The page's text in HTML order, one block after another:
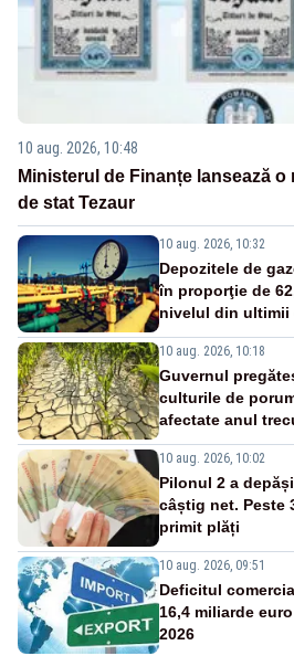
10 aug. 2026, 10:48
Ministerul de Finanțe lansează
de stat Tezaur
10 aug. 2026, 10:32
Depozitele de
în proporţie de
nivelul din ultimii
10 aug. 2026, 10:18
Guvernul
culturile de
afectate anul
10 aug. 2026, 10:02
Pilonul 2 a
câștig net. Peste
primit plăți
10 aug. 2026, 09:51
Deficitul
16,4 miliarde
2026